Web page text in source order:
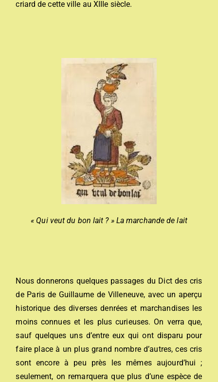
criard de cette ville au XIIIe siècle.
« Qui veut du bon lait ? » La marchande de lait
Nous donnerons quelques passages du Dict des cris
de Paris de Guillaume de Villeneuve, avec un aperçu
historique des diverses denrées et marchandises les
moins connues et les plus curieuses. On verra que,
sauf quelques uns d’entre eux qui ont disparu pour
faire place à un plus grand nombre d’autres, ces cris
sont encore à peu près les mêmes aujourd’hui ;
seulement, on remarquera que plus d’une espèce de